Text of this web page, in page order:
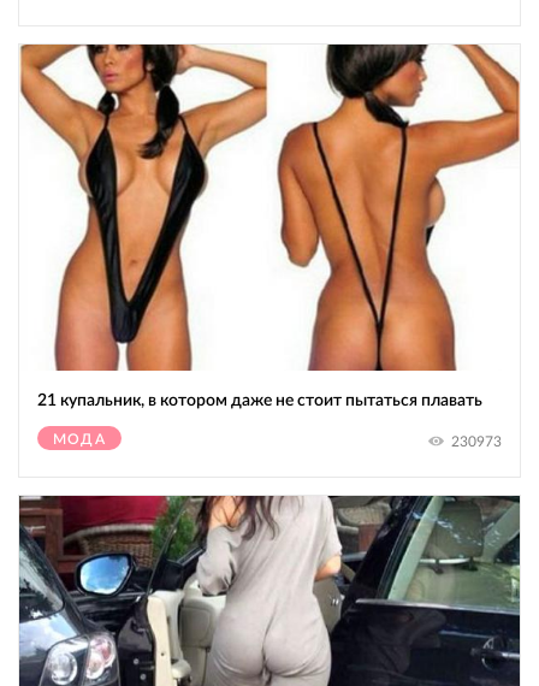
21 купальник, в котором даже не стоит пытаться плавать
МОДА 230973